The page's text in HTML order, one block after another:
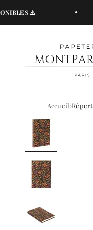
⚠️
Papeterie
Accueil